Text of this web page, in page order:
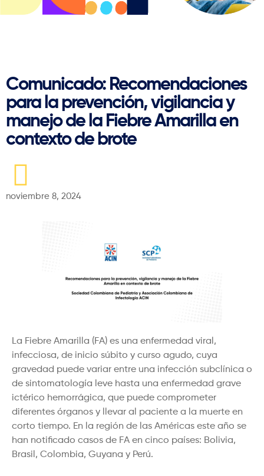
Comunicado: Recomendaciones
para la prevención, vigilancia y
manejo de la Fiebre Amarilla en
contexto de brote
noviembre 8, 2024
La Fiebre Amarilla (FA) es una enfermedad viral,
infecciosa, de inicio súbito y curso agudo, cuya
gravedad puede variar entre una infección subclínica o
de sintomatología leve hasta una enfermedad grave
ictérico hemorrágica, que puede comprometer
diferentes órganos y llevar al paciente a la muerte en
corto tiempo. En la región de las Américas este año se
han notificado casos de FA en cinco países: Bolivia,
Brasil, Colombia, Guyana y Perú.